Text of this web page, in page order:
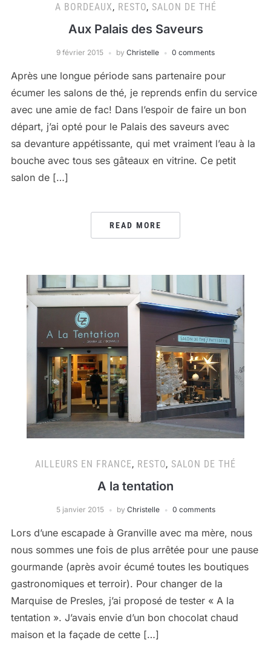
A BORDEAUX, RESTO, SALON DE THÉ
Aux Palais des Saveurs
9 février 2015 by Christelle 0 comments
Après une longue période sans partenaire pour
écumer les salons de thé, je reprends enfin du service
avec une amie de fac! Dans l’espoir de faire un bon
départ, j’ai opté pour le Palais des saveurs avec
sa devanture appétissante, qui met vraiment l’eau à la
bouche avec tous ses gâteaux en vitrine. Ce petit
salon de […]
READ MORE
AILLEURS EN FRANCE, RESTO, SALON DE THÉ
A la tentation
5 janvier 2015 by Christelle 0 comments
Lors d’une escapade à Granville avec ma mère, nous
nous sommes une fois de plus arrêtée pour une pause
gourmande (après avoir écumé toutes les boutiques
gastronomiques et terroir). Pour changer de la
Marquise de Presles, j’ai proposé de tester « A la
tentation ». J’avais envie d’un bon chocolat chaud
maison et la façade de cette […]